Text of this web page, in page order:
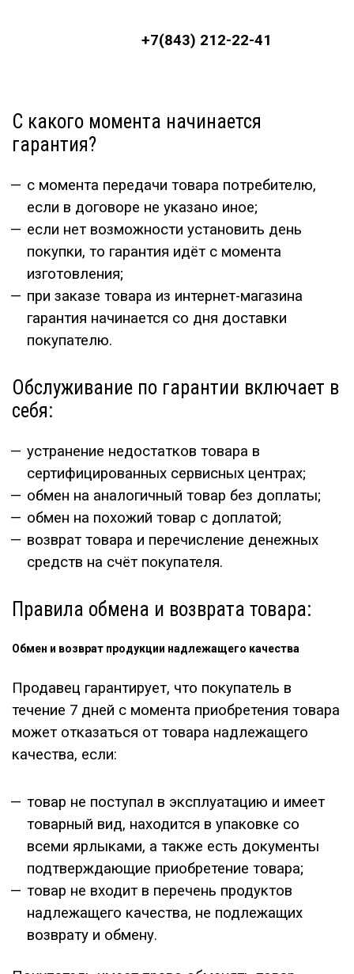
+7(843) 212-22-41
С какого момента начинается
гарантия?
с момента передачи товара потребителю,
если в договоре не указано иное;
если нет возможности установить день
покупки, то гарантия идёт с момента
изготовления;
при заказе товара из интернет-магазина
гарантия начинается со дня доставки
покупателю.
Обслуживание по гарантии включает в
себя:
устранение недостатков товара в
сертифицированных сервисных центрах;
обмен на аналогичный товар без доплаты;
обмен на похожий товар с доплатой;
возврат товара и перечисление денежных
средств на счёт покупателя.
Правила обмена и возврата товара:
Обмен и возврат продукции надлежащего качества
Продавец гарантирует, что покупатель в
течение 7 дней с момента приобретения товара
может отказаться от товара надлежащего
качества, если:
товар не поступал в эксплуатацию и имеет
товарный вид, находится в упаковке со
всеми ярлыками, а также есть документы
подтверждающие приобретение товара;
товар не входит в перечень продуктов
надлежащего качества, не подлежащих
возврату и обмену.